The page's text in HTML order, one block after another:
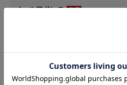
メールアドレス
アドレスはご利用いただけません